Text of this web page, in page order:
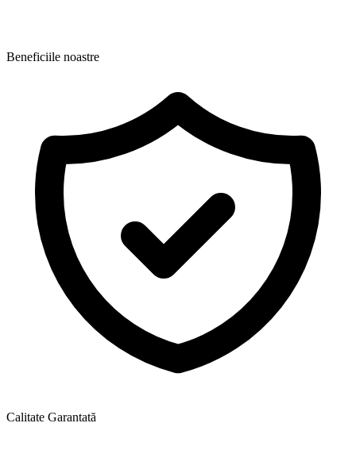
Beneficiile noastre
Calitate Garantată